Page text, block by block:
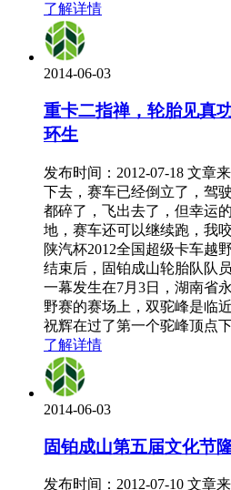
了解详情
2014-06-03
重卡二指禅，轮胎见真
环生
发布时间：2012-07-18 文章
下去，赛车已经倒立了，驾
都碎了，飞出去了，但幸运
地，赛车还可以继续跑，我
陕汽杯2012全国超级卡车越
结束后，固铂成山轮胎队队
一幕发生在7月3日，湖南省
野赛的赛场上，双驼峰是临
祝辉在过了第一个驼峰顶点
了解详情
2014-06-03
固铂成山第五届文化节
发布时间：2012-07-10 文章